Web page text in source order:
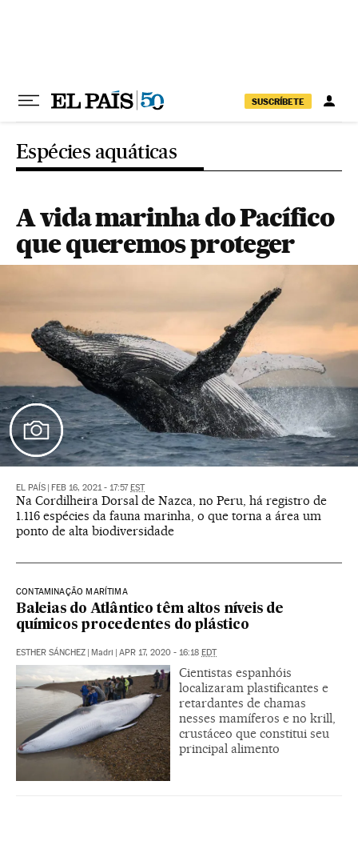
SUSCRÍBETE
Espécies aquáticas
A vida marinha do Pacífico
que queremos proteger
EL PAÍS FEB 16, 2021 - 17:57 EST
Na Cordilheira Dorsal de Nazca, no Peru, há registro de
1.116 espécies da fauna marinha, o que torna a área um
ponto de alta biodiversidade
CONTAMINAÇÃO MARÍTIMA
Baleias do Atlântico têm altos níveis de
químicos procedentes do plástico
ESTHER SÁNCHEZ Madri APR 17, 2020 - 16:18 EDT
Cientistas espanhóis
localizaram plastificantes e
retardantes de chamas
nesses mamíferos e no krill,
crustáceo que constitui seu
principal alimento